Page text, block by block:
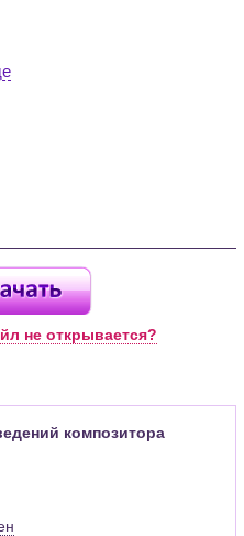
не открывается?
композитора